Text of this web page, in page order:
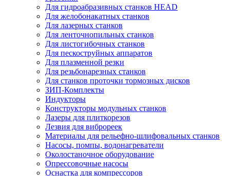
Для гидроабразивных станков HEAD
Для желобонакатных станков
Для лазерных станков
Для ленточнопильных станков
Для листогибочных станков
Для пескоструйных аппаратов
Для плазменной резки
Для резьбонарезных станков
Для станков проточки тормозных дисков
ЗИП-Комплекты
Индукторы
Конструкторы модульных станков
Лазеры для плиткорезов
Лезвия для виброреек
Материалы для рельефно-шлифовальных станков
Насосы, помпы, водонагреватели
Околостаночное оборудование
Опрессовочные насосы
Оснастка для компрессоров